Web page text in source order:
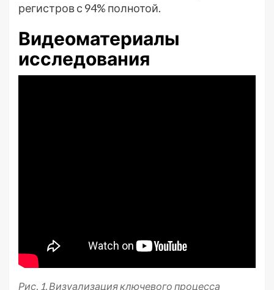
регистров с 94% полнотой.
Видеоматериалы
исследования
Рис. 1. Визуализация ключевого процесса